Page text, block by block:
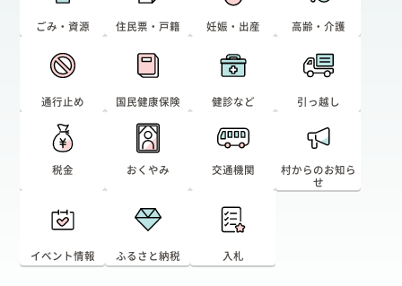
ごみ・資源 住民票・戸籍 妊娠・出産 高齢・介護
通行止め 国民健康保険 健診など 引っ越し
税金 おくやみ 交通機関
村からのお知ら
せ
イベント情報 ふるさと納税 入札